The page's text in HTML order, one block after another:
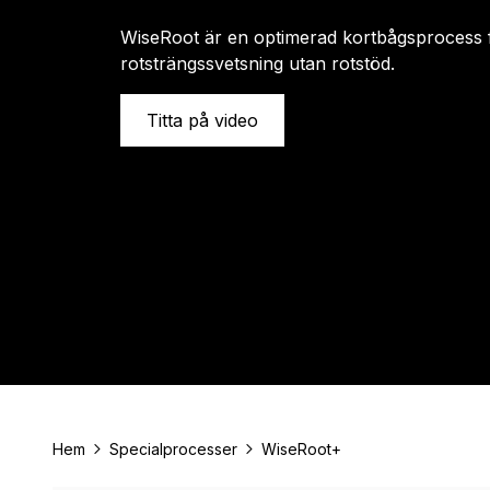
WiseRoot är en optimerad kortbågsprocess
rotsträngssvetsning utan rotstöd.
Titta på video
Hem Specialprocesser WiseRoot+